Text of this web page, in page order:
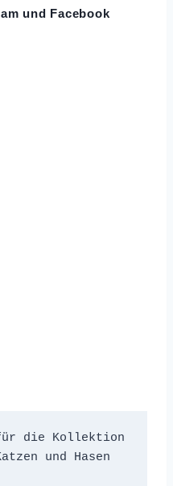
und Facebook
die Kollektion
und Hasen